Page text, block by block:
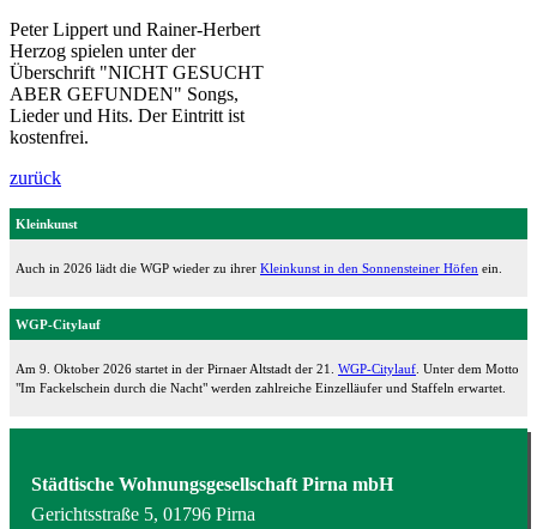
Peter Lippert und Rainer-Herbert
Herzog spielen unter der
Überschrift "NICHT GESUCHT
ABER GEFUNDEN" Songs,
Lieder und Hits. Der Eintritt ist
kostenfrei.
zurück
Kleinkunst
Auch in 2026 lädt die WGP wieder zu ihrer Kleinkunst in den Sonnensteiner Höfen ein.
WGP-Citylauf
Am 9. Oktober 2026 startet in der Pirnaer Altstadt der 21. WGP-Citylauf . Unter dem Motto
"Im Fackelschein durch die Nacht" werden zahlreiche Einzelläufer und Staffeln erwartet.
Städtische Wohnungsgesellschaft Pirna mbH
Gerichtsstraße 5, 01796 Pirna